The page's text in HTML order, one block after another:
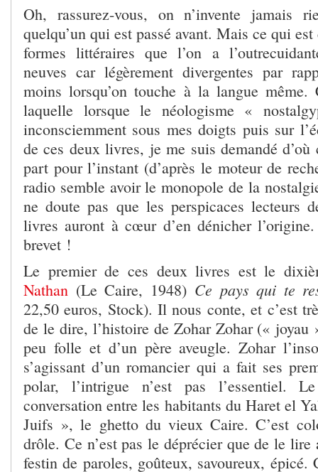
Oh, rassurez-vous, on n’invente jamais
quelqu’un qui est passé avant. Mais ce qui est
formes littéraires que l’on a
neuves car légèrement divergentes par
moins lorsqu’on touche à la langue même.
laquelle lorsque le néologisme «
inconsciemment sous mes doigts puis sur
de ces deux livres, je me suis demandé
part pour l’instant (d’après le moteur de
radio semble avoir le monopole de la
ne doute pas que les perspicaces lecteurs
livres auront à cœur d’en dénicher
brevet !
Le premier de ces deux livres est le
Nathan (Le Caire, 1948) Ce pays qui te
22,50 euros, Stock). Il nous conte, et c’est
de le dire, l’histoire de Zohar Zohar (« joyau
peu folle et d’un père aveugle. Zohar
s’agissant d’un romancier qui a fait ses
polar, l’intrigue n’est pas l’essentiel.
conversation entre les habitants du Haret el
Juifs », le ghetto du vieux Caire. C’est
drôle. Ce n’est pas le déprécier que de le
festin de paroles, goûteux, savoureux, épicé.